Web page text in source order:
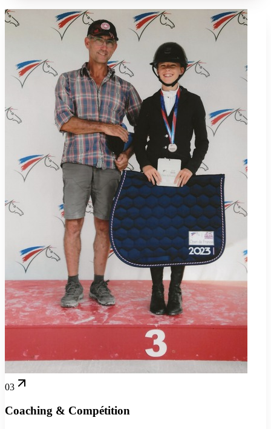
03
Coaching & Compétition